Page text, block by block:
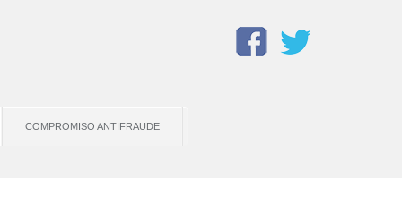
COMPROMISO ANTIFRAUDE